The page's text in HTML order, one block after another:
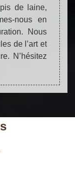
de laine,
nous en
Nous
de l’art et
N’hésitez